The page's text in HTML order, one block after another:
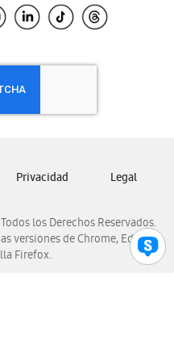
los Derechos Reservados.
versiones de Chrome, Edge,
Firefox.
Privacidad Legal